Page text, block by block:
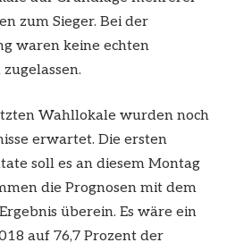
zum Sieger. Bei der
waren keine echten
Wahllokale wurden noch
erwartet. Die ersten
soll es an diesem Montag
die Prognosen mit dem
überein. Es wäre ein
auf 76,7 Prozent der